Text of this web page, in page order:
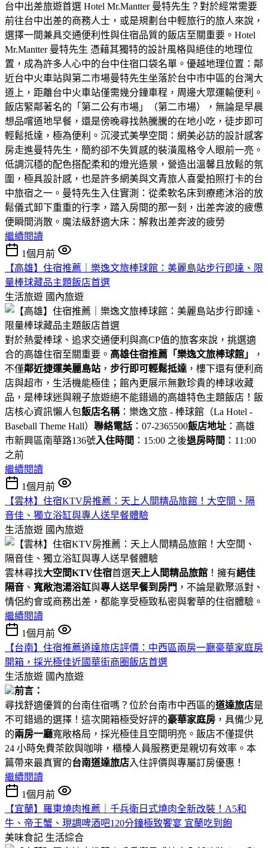
台中出差旅遊首選 Hotel Mr.Mantter 曼特先生？​對於經常需要
前往台中出差的商務人士，或是規劃台中輕旅行的旅人來說，
選擇一間兼具交通便利性與住宿品質的飯店至關重要。Hotel
Mr.Mantter 曼特先生 憑藉其獨特的設計風格與絕佳的地理位
置，成為許多人心中的台中住宿口袋名單。​優越地理位置：鄰
近台中火車站與第二市場​曼特先生坐落於台中市中區的台灣大
道上，距離台中火車站僅需幾分鐘車程，周邊大眾運輸便利。
飯店緊鄰著名的「第二公有市場」（第二市場），無論是早晨
想品嚐道地早餐，還是傍晚尋找熱騰騰的在地小吃，徒步即可
輕鬆抵達，極為便利。​沉浸式美學空間：網美必訪的設計感客
房​走進曼特先生，簡約卻不失質感的裝潢風格令人眼前一亮。
低調沉穩的配色搭配柔和的燈光造景，營造出溫馨且放鬆的氛
圍，極具設計感，也是許多網美與文青旅人喜愛拍照打卡的台
中旅宿之一。​曼特先生入住實測：從柔軟名床到療癒沐浴的放
鬆儀式​卸下重重的行李，踏入房間的那一刻，出差奔波的疲憊
便瞬間消散。​魔法級舒適大床：解救出差奔波的疲勞
繼續閱讀
1個月前
【高雄】住宿推薦｜樂逸文旅棒球館：美麗島站步行即達、限
量棒球藏品主題飯店首選
生活旅遊 國內旅遊
對於熱愛棒球、追求交通便利與高CP值的旅客來說，挑選適
合的高雄住宿至關重要。 高雄住宿推薦「樂逸文旅棒球館」
，
不僅鄰近捷運美麗島站 ， 步行即可輕鬆抵達 ，樓下還有便利商
店與超市，生活機能極佳；館內更展示無數珍貴的棒球收藏
品，是棒球迷與親子旅遊絕不能錯過的高雄特色主題飯店！飯
店核心資訊懶人包飯店名稱：樂逸文旅 - 棒球館（La Hotel -
Baseball Theme Hall） 聯絡電話 ：07-2365500飯店地址 ：高雄
市新興區南華路136號入住時間 ：15:00 之後退房時間 ：11:00
之前
繼續閱讀
1個月前
【雲林】住宿KTV房推薦：天上人間精品旅館！大空間、隔
音佳、獨立浴缸與專人送早餐體驗
生活旅遊 國內旅遊
雲林尋找大空間KTV住宿首選天上人間精品旅館 ！擁有絕佳
隔音 、 寬敞泡湯浴缸與專人送早餐到房門 ，不論是歡聚派對、
情侶約會或商務出差，都能享受極致私密與奢華的住宿體驗。
繼續閱讀
1個月前
【台南】住宿推薦道達旅店評價：中西區兩房一廳豪華家庭房
開箱，採光極佳近國華街商圈飯店首選
生活旅遊 國內旅遊
前言：
尋找舒適優質的台南住宿嗎？位於台南市中西區的道達旅店是
不可錯過的選擇！這次開箱極受好評的豪華家庭房 ，具備少見
的兩房一廳寬敞格局，採光極佳且空間明亮。飯店不僅提供
24 小時免費茶飲與咖啡，櫃檯人員服務更是親切有效率。本
篇帶來最真實的台南道達旅店入住評價與專屬訂房優惠！
繼續閱讀
1個月前
【宜蘭】羅東燒肉推薦｜千兵衛日式燒肉全新改裝！A5和
牛、帝王蟹、現調啤酒吧120分鐘極致饗宴 宜蘭吃到飽
美味食記 生活綜合